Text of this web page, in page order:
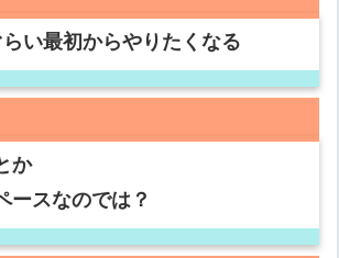
い最初からやりたくなる
か
ースなのでは？